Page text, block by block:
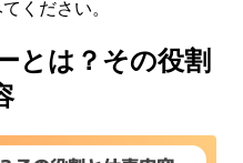
ください。
とは？その役割